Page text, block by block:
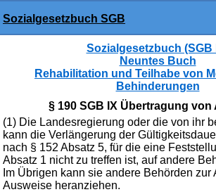
Sozialgesetzbuch SGB
Sozialgesetzbuch (SGB
Neuntes Buch
Rehabilitation und Teilhabe von
Behinderungen
§ 190 SGB IX Übertragung von
(1) Die Landesregierung oder die von ihr
kann die Verlängerung der
nach § 152 Absatz 5, für die eine
Absatz 1 nicht zu treffen ist, auf andere
Im Übrigen kann sie andere Behörden
Ausweise heranziehen.